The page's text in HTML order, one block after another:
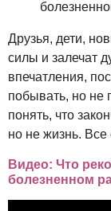
Друзья, дети,
силы и залечат
впечатления,
побывать, но не
понять, что
но не жизнь.
Видео: Что
болезненном